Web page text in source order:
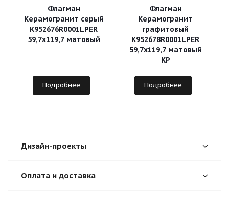
Флагман
Керамогранит серый
К952676R0001LPЕR
59,7х119,7 матовый
Подробнее
Флагман
Керамогранит
графитовый
К952678R0001LPЕR
59,7х119,7 матовый
КР
Подробнее
Дизайн-проекты
Оплата и доставка